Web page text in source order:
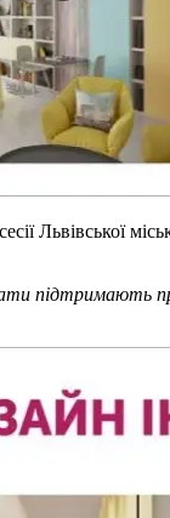
Львівської
підтримають